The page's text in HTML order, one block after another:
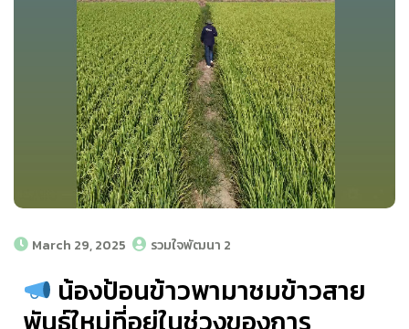
March 29, 2025 รวมใจพัฒนา 2
น้องป้อนข้าวพามาชมข้าวสาย